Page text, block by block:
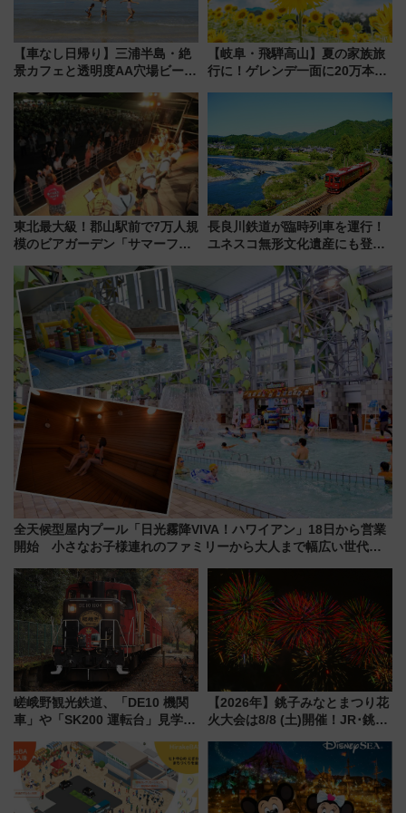
【車なし日帰り】三浦半島・絶
景カフェと透明度AA穴場ビーチ
用してストレスフリー旅へ行こ
う！
【岐阜・飛騨高山】夏の家族旅
行に！ゲレンデ一面に20万本の
東北最大級！郡山駅前で7万人規
模のビアガーデン「サマーフェ
7/24-26開催！ 有料席はJRE
MALLで予約可能
長良川鉄道が臨時列車を運行！
ユネスコ無形文化遺産にも登録
に 乗車には予約が必要
全天候型屋内プール「日光霧降VIVA！ハワイアン」18日から営業
開始 小さなお子様連れのファミリーから大人まで幅広い世代が
嵯峨野観光鉄道、「DE10 機関
車」や「SK200 運転台」見学ツ
トの一環で激レア体験できちゃ
うかも 参加方法やスケジュール
をご紹介
【2026年】銚子みなとまつり花
火大会は8/8 (土)開催！JR･銚子
報、利根川に咲く8,000発の大迫
力＆屋台を満喫